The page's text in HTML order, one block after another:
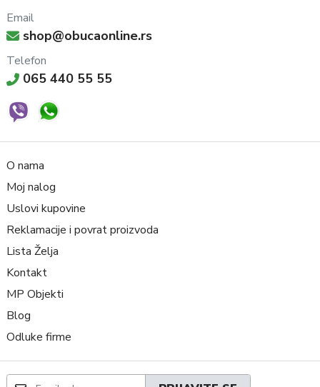
Email
shop@obucaonline.rs
Telefon
065 440 55 55
O nama
Moj nalog
Uslovi kupovine
Reklamacije i povrat proizvoda
Lista Želja
Kontakt
MP Objekti
Blog
Odluke firme